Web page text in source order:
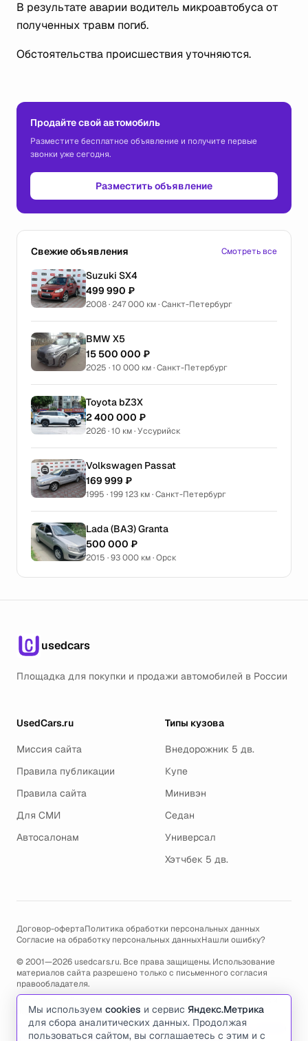
В результате аварии водитель микроавтобуса от
полученных травм погиб.
Обстоятельства происшествия уточняются.
Продайте свой автомобиль
Разместите бесплатное объявление и получите первые
звонки уже сегодня.
Разместить объявление
Свежие объявления Смотреть все
Suzuki SX4
499 990 ₽
2008 · 247 000 км · Санкт-Петербург
BMW X5
15 500 000 ₽
2025 · 10 000 км · Санкт-Петербург
Toyota bZ3X
2 400 000 ₽
2026 · 10 км · Уссурийск
Volkswagen Passat
169 999 ₽
1995 · 199 123 км · Санкт-Петербург
Lada (ВАЗ) Granta
500 000 ₽
2015 · 93 000 км · Орск
usedcars
Площадка для покупки и продажи автомобилей в России
UsedCars.ru
Миссия сайта
Правила публикации
Правила сайта
Для СМИ
Автосалонам
Типы кузова
Внедорожник 5 дв.
Купе
Минивэн
Седан
Универсал
Хэтчбек 5 дв.
Договор-офертаПолитика обработки персональных данных
Согласие на обработку персональных данныхНашли ошибку?
© 2001—2026 usedcars.ru. Все права защищены. Использование
материалов сайта разрешено только с письменного согласия
правообладателя.
Пользуясь сайтом, вы соглашаетесь с использованием cookies и
политикой обработки персональных данных.
По всем вопросам связанным с работой сайта, ошибками, глюками
Мы используем cookies и сервис Яндекс.Метрика
для сбора аналитических данных. Продолжая
пользоваться сайтом, вы соглашаетесь с этим и с